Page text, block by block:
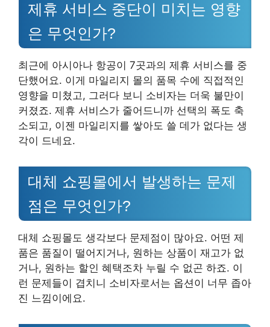
제휴 서비스 중단이 미치는 영향
은 무엇인가?
최근에 아시아나 항공이 7곳과의 제휴 서비스를 중
단했어요. 이게 마일리지 몰의 품목 수에 직접적인
영향을 미쳤고, 그러다 보니 소비자는 더욱 불만이
커졌죠. 제휴 서비스가 줄어드니까 선택의 폭도 축
소되고, 이젠 마일리지를 쌓아도 쓸 데가 없다는 생
각이 드네요.
대체 쇼핑몰에서 발생하는 문제
점은 무엇인가?
대체 쇼핑몰도 생각보다 문제점이 많아요. 어떤 제
품은 품질이 떨어지거나, 원하는 상품이 재고가 없
거나, 원하는 할인 혜택조차 누릴 수 없곤 하죠. 이
런 문제들이 겹치니 소비자로서는 옵션이 너무 좁아
진 느낌이에요.